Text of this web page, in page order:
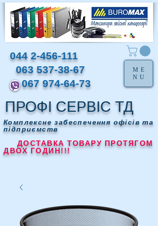
ПРОФІ СЕРВІС ТД
Комплексне забеспечення офісів та
підприємств
ДОСТАВКА ТОВАРУ ПРОТЯГОМ
ДВОХ ГОДИН!!!
044 2-456-111
063 537-38-67
067 974-64-73
ME
NU